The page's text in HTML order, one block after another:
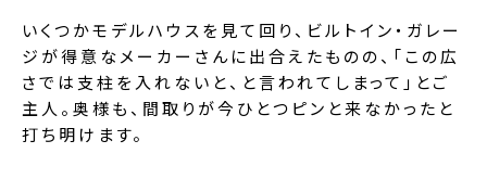
いくつかモデルハウスを見て回り、ビルトイン・ガレー
ジが得意なメーカーさんに出合えたものの、「この広
さでは支柱を入れないと、と言われてしまって」とご
主人。奥様も、間取りが今ひとつピンと来なかったと
打ち明けます。